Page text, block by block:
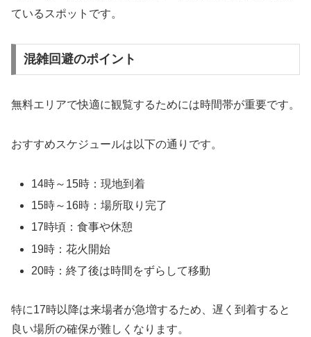
ているスポットです。
混雑回避のポイント
無料エリアで快適に観覧するためには時間帯が重要です。
おすすめスケジュールは以下の通りです。
14時～15時：現地到着
15時～16時：場所取り完了
17時頃：食事や休憩
19時：花火開始
20時：終了後は時間をずらして移動
特に17時以降は来場者が急増するため、遅く到着すると
良い場所の確保が難しくなります。